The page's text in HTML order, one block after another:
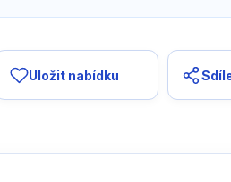
Uložit nabídku